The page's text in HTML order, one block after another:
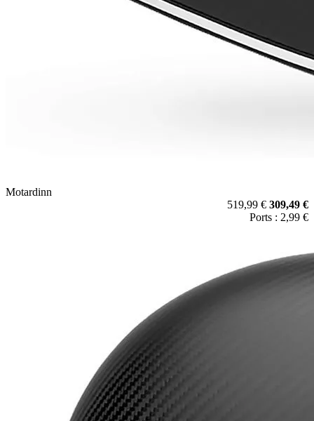
Motardinn
519,99 € 309,49 €
Ports : 2,99 €